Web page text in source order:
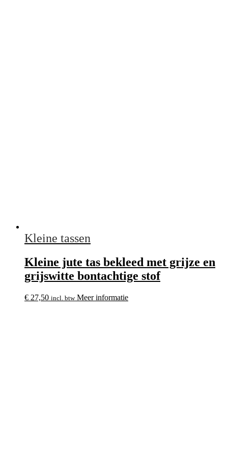
Kleine tassen
Kleine jute tas bekleed met grijze en
grijswitte bontachtige stof
€ 27,50 incl. btw Meer informatie